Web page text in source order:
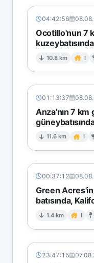
04:42:56
Ocotillo'nun 7
10.8 km I
01:13:37
Anza'nın 7 km
11.6 km I
00:37:12
Green
batısında,
1.4 km I
23:47:15